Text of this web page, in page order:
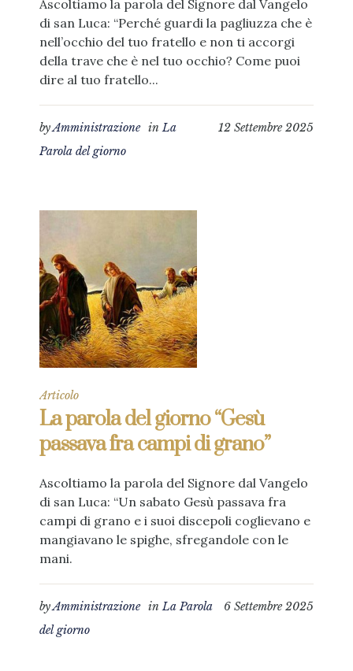
Ascoltiamo la parola del Signore dal Vangelo
di san Luca: “Perché guardi la pagliuzza che è
nell’occhio del tuo fratello e non ti accorgi
della trave che è nel tuo occhio? Come puoi
dire al tuo fratello...
12 Settembre 2025
byAmministrazione inLa
Parola del giorno
Articolo
La parola del giorno “Gesù
passava fra campi di grano”
Ascoltiamo la parola del Signore dal Vangelo
di san Luca: “Un sabato Gesù passava fra
campi di grano e i suoi discepoli coglievano e
mangiavano le spighe, sfregandole con le
mani.
6 Settembre 2025
byAmministrazione inLa Parola
del giorno